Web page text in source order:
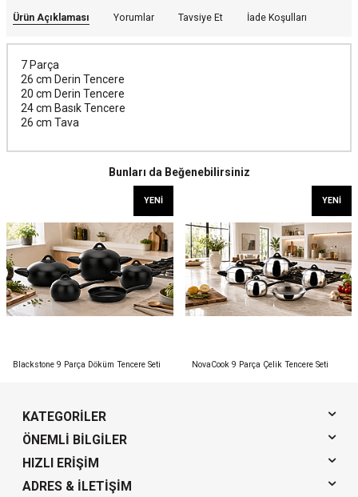
Ürün Açıklaması Yorumlar Tavsiye Et İade Koşulları
7 Parça
26 cm Derin Tencere
20 cm Derin Tencere
24 cm Basık Tencere
26 cm Tava
Bunları da Beğenebilirsiniz
YENI
Blackstone 9 Parça Döküm Tencere Seti
YENI
NovaCook 9 Parça Çelik Tencere Seti
KATEGORILER
ÖNEMLI BILGILER
HIZLI ERIŞIM
ADRES & İLETIŞIM